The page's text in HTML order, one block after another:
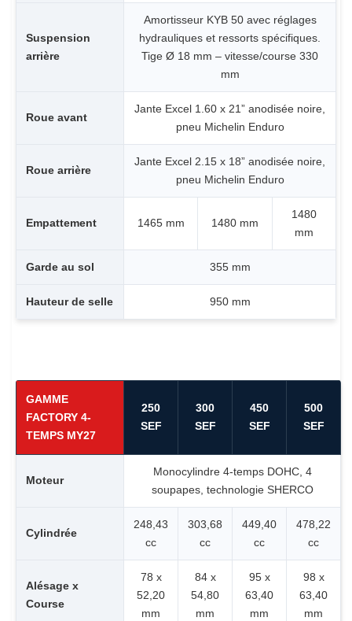
Suspension
arrière
Amortisseur KYB 50 avec réglages
hydrauliques et ressorts spécifiques.
Tige Ø 18 mm – vitesse/course 330
mm
Roue avant
Jante Excel 1.60 x 21” anodisée noire,
pneu Michelin Enduro
Roue arrière
Jante Excel 2.15 x 18” anodisée noire,
pneu Michelin Enduro
Empattement 1465 mm 1480 mm
1480
mm
Garde au sol 355 mm
Hauteur de selle 950 mm
GAMME
FACTORY 4-
TEMPS MY27
250
SEF
300
SEF
450
SEF
500
SEF
Moteur
Monocylindre 4-temps DOHC, 4
soupapes, technologie SHERCO
Cylindrée
248,43
cc
303,68
cc
449,40
cc
478,22
cc
Alésage x
Course
78 x
52,20
mm
84 x
54,80
mm
95 x
63,40
mm
98 x
63,40
mm